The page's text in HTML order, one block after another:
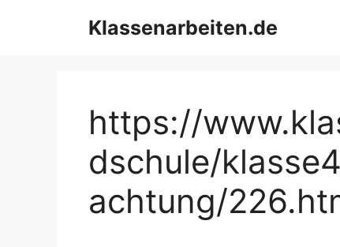
Klassenarbeiten.de
https://
dschule/
achtung/